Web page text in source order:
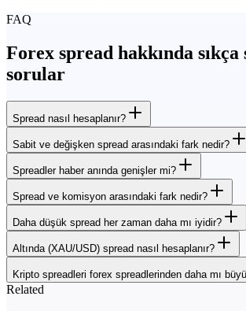
FAQ
Forex spread hakkında sıkça
sorular
Spread nasıl hesaplanır?
Sabit ve değişken spread arasındaki fark nedir?
Spreadler haber anında genişler mi?
Spread ve komisyon arasındaki fark nedir?
Daha düşük spread her zaman daha mı iyidir?
Altında (XAU/USD) spread nasıl hesaplanır?
Kripto spreadleri forex spreadlerinden daha mı
Related